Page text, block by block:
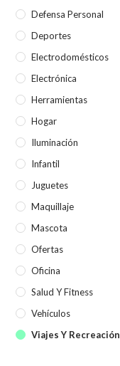
Defensa Personal
Deportes
Electrodomésticos
Electrónica
Herramientas
Hogar
Iluminación
Infantil
Juguetes
Maquillaje
Mascota
Ofertas
Oficina
Salud Y Fitness
Vehículos
Viajes Y Recreación